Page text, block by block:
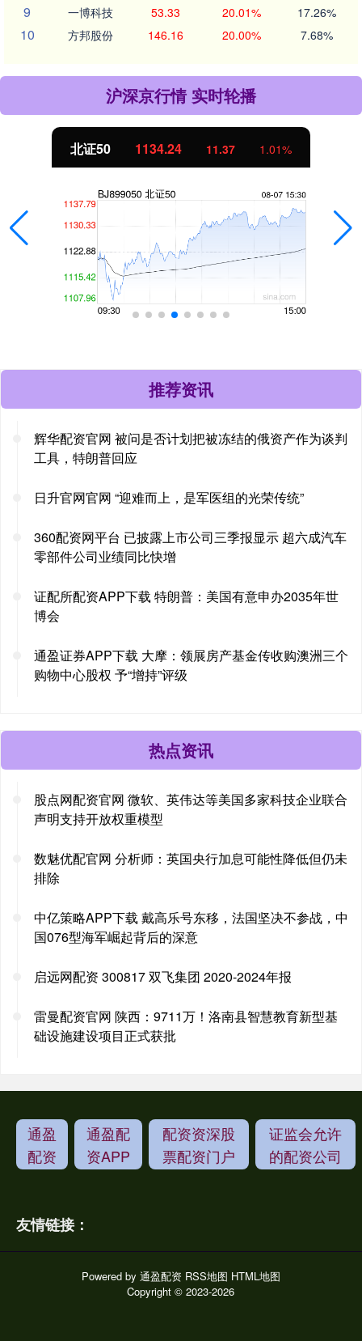
9 一博科技 53.33 20.01% 17.26%
10 方邦股份 146.16 20.00% 7.68%
沪深京行情 实时轮播
北证50 1134.24 11.37 1.01%
推荐资讯
辉华配资官网 被问是否计划把被冻结的俄资产作为谈判
工具，特朗普回应
日升官网官网 “迎难而上，是军医组的光荣传统”
360配资网平台 已披露上市公司三季报显示 超六成汽车
零部件公司业绩同比快增
证配所配资APP下载 特朗普：美国有意申办2035年世
博会
通盈证券APP下载 大摩：领展房产基金传收购澳洲三个
购物中心股权 予“增持”评级
热点资讯
股点网配资官网 微软、英伟达等美国多家科技企业联合
声明支持开放权重模型
数魅优配官网 分析师：英国央行加息可能性降低但仍未
排除
中亿策略APP下载 戴高乐号东移，法国坚决不参战，中
国076型海军崛起背后的深意
启远网配资 300817 双飞集团 2020-2024年报
雷曼配资官网 陕西：9711万！洛南县智慧教育新型基
础设施建设项目正式获批
通盈
配资
通盈配
资APP
配资资深股
票配资门户
证监会允许
的配资公司
友情链接：
Powered by 通盈配资 RSS地图 HTML地图
Copyright© 2023-2026